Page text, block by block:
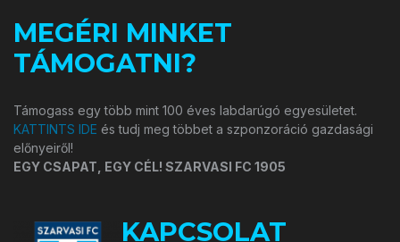
MEGÉRI MINKET
TÁMOGATNI?
Támogass egy több mint 100 éves labdarúgó egyesületet.
KATTINTS IDE és tudj meg többet a szponzoráció gazdasági
előnyeiről!
EGY CSAPAT, EGY CÉL! SZARVASI FC 1905
KAPCSOLAT